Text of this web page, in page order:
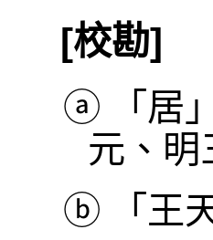
[校勘]
ⓐ
「居
元、明
ⓑ
「王